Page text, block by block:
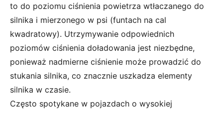
to do poziomu ciśnienia powietrza wtłaczanego do
silnika i mierzonego w psi (funtach na cal
kwadratowy). Utrzymywanie odpowiednich
poziomów ciśnienia doładowania jest niezbędne,
ponieważ nadmierne ciśnienie może prowadzić do
stukania silnika, co znacznie uszkadza elementy
silnika w czasie.
Często spotykane w pojazdach o wysokiej